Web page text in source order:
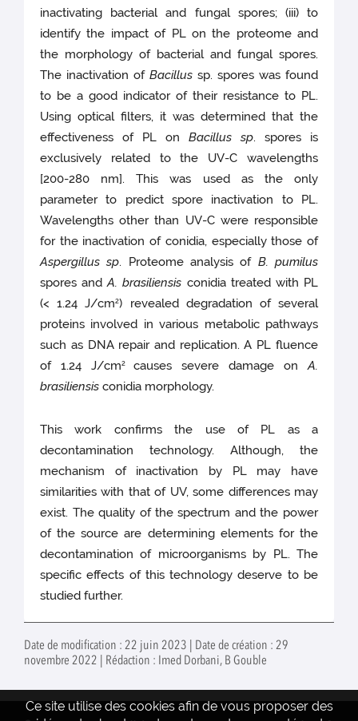
inactivating bacterial and fungal spores; (iii) to
identify the impact of PL on the proteome and
the morphology of bacterial and fungal spores.
The inactivation ofBacillus sp. spores was found
to be a good indicator of their resistance to PL.
Using optical filters, it was determined that the
effectiveness of PL on Bacillus sp. spores is
exclusively related to the UV-C wavelengths
[200-280 nm]. This was used as the only
parameter to predict spore inactivation to PL.
Wavelengths other than UV-C were responsible
for the inactivation of conidia, especially those of
Aspergillus sp. Proteome analysis of B. pumilus
spores andA. brasiliensis conidia treated with PL
(< 1.24 J/cm2) revealed degradation of several
proteins involved in various metabolic pathways
such as DNA repair and replication. A PL fluence
of 1.24 J/cm2causes severe damage on A.
brasiliensis conidia morphology.
This work confirms the use of PL as a
decontamination technology. Although, the
mechanism of inactivation by PL may have
similarities with that of UV, some differences may
exist. The quality of the spectrum and the power
of the source are determining elements for the
decontamination of microorganisms by PL. The
specific effects of this technology deserve to be
studied further.
Date de modification : 22 juin 2023 | Date de création : 29
novembre 2022 | Rédaction : Imed Dorbani, B Gouble
Ce site utilise des cookies afin de vous proposer des